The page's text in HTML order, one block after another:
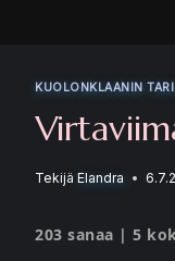
KUOLONKLAANIN
Tekijä Elandra
203 sanaa | 5